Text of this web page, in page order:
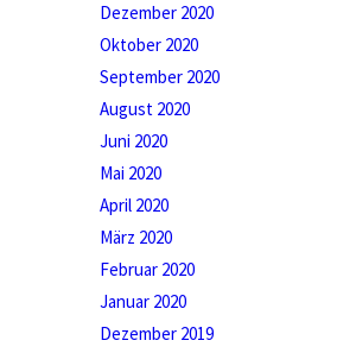
Dezember 2020
Oktober 2020
September 2020
August 2020
Juni 2020
Mai 2020
April 2020
März 2020
Februar 2020
Januar 2020
Dezember 2019